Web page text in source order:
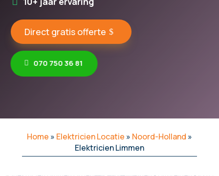
Direct gratis offerte
070 750 36 81
Home » Elektricien Locatie » Noord-Holland »
Elektricien Limmen